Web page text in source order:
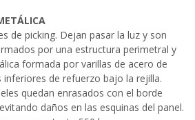
de picking. Dejan pasar la luz y son
por una estructura perimetral y
formada por varillas de acero de
inferiores de refuerzo bajo la rejilla.
quedan enrasados con el borde
daños en las esquinas del panel.